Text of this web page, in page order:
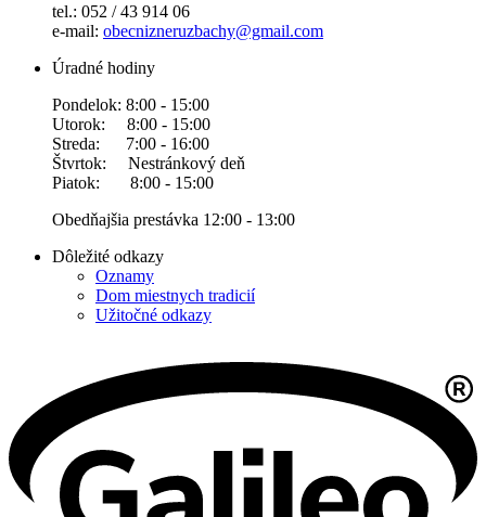
tel.: 052 / 43 914 06
e-mail: obecnizneruzbachy@gmail.com
Úradné hodiny
Pondelok: 8:00 - 15:00
Utorok: 8:00 - 15:00
Streda: 7:00 - 16:00
Štvrtok: Nestránkový deň
Piatok: 8:00 - 15:00
Obedňajšia prestávka 12:00 - 13:00
Dôležité odkazy
Oznamy
Dom miestnych tradicií
Užitočné odkazy